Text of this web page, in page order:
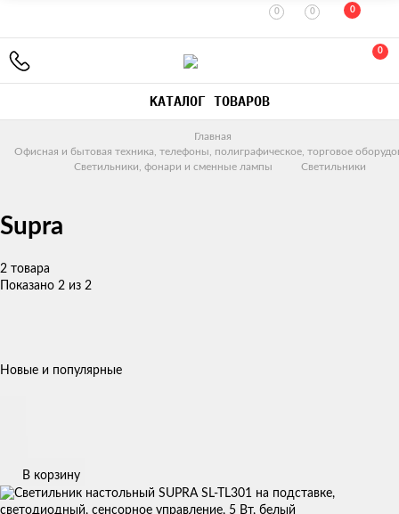
0 0 0
0
КАТАЛОГ ТОВАРОВ
Главная
Офисная и бытовая техника, телефоны, полиграфическое, торговое
Светильники, фонари и сменные лампы
Светильники
Supra
2 товара
Показано 2 из 2
Новые и популярные
В корзину